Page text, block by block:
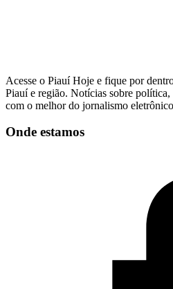
Acesse o Piauí Hoje e fique por
Piauí e região. Notícias sobre
com o melhor do jornalismo
Onde estamos